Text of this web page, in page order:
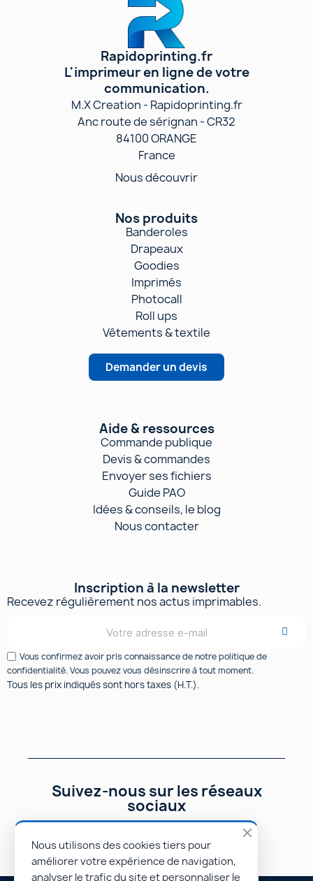
Rapidoprinting.fr
L'imprimeur en ligne de votre
communication.
M.X Creation - Rapidoprinting.fr
Anc route de sérignan - CR32
84100 ORANGE
France
Nous découvrir
Nos produits
Banderoles
Drapeaux
Goodies
Imprimés
Photocall
Roll ups
Vêtements & textile
Demander un devis
Aide & ressources
Commande publique
Devis & commandes
Envoyer ses fichiers
Guide PAO
Idées & conseils, le blog
Nous contacter
Inscription à la newsletter
Recevez régulièrement nos actus imprimables.
Vous confirmez avoir pris connaissance de notre politique de
confidentialité. Vous pouvez vous désinscrire à tout moment.
Tous les prix indiqués sont hors taxes (H.T.).
Suivez-nous sur les réseaux
sociaux
Nous utilisons des cookies tiers pour
améliorer votre expérience de navigation,
analyser le trafic du site et personnaliser le